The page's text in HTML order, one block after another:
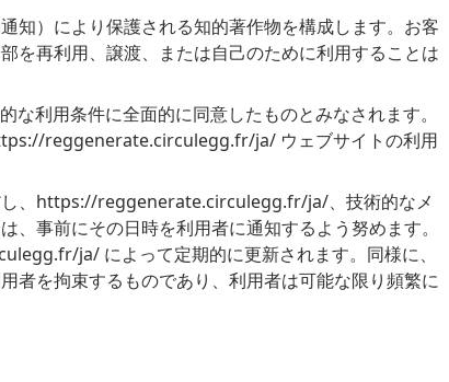
知）により保護される知的著作物を構成します。お客
を再利用、譲渡、または自己のために利用することは
利用条件に全面的に同意したものとみなされます。
reggenerate.circulegg.fr/ja/ ウェブサイトの利用
し、https://reggenerate.circulegg.fr/ja/、技術的なメ
事前にその日時を利用者に通知するよう努めます。
ja/ によって定期的に更新されます。同様に、
者を拘束するものであり、利用者は可能な限り頻繁に